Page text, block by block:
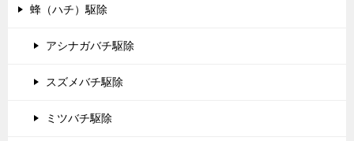
蜂（ハチ）駆除
アシナガバチ駆除
スズメバチ駆除
ミツバチ駆除